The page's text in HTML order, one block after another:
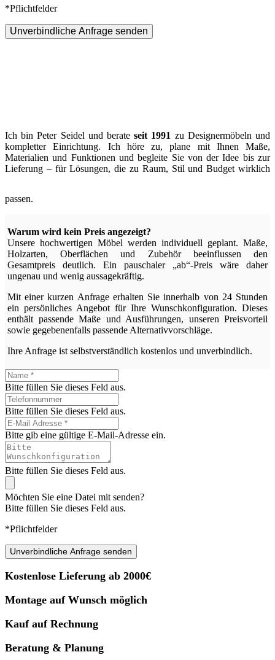
*Pflichtfelder
Unverbindliche Anfrage senden
Ich bin Peter Seidel und berateseit 1991 zu Designermöbeln und
kompletter Einrichtung. Ich höre zu, plane mit Ihnen Maße,
Materialien und Funktionen und begleite Sie von der Idee bis zur
Lieferung – für Lösungen, die zu Raum, Stil und Budget wirklich
passen.
Warum wird kein Preis angezeigt?
Unsere hochwertigen Möbel werden individuell geplant. Maße,
Holzarten, Oberflächen und Zubehör beeinflussen den
Gesamtpreis deutlich. Ein pauschaler „ab“-Preis wäre daher
ungenau und wenig aussagekräftig.
Mit einer kurzen Anfrage erhalten Sie innerhalb von 24 Stunden
ein persönliches Angebot für Ihre Wunschkonfiguration. Dieses
enthält passende Maße und Ausführungen, unseren Preisvorteil
sowie gegebenenfalls passende Alternativvorschläge.
Ihre Anfrage ist selbstverständlich kostenlos und unverbindlich.
Bitte füllen Sie dieses Feld aus.
Bitte füllen Sie dieses Feld aus.
Bitte gib eine gültige E-Mail-Adresse ein.
Bitte füllen Sie dieses Feld aus.
Möchten Sie eine Datei mit senden?
Bitte füllen Sie dieses Feld aus.
*Pflichtfelder
Unverbindliche Anfrage senden
Kostenlose Lieferung ab 2000€
Montage auf Wunsch möglich
Kauf auf Rechnung
Beratung & Planung